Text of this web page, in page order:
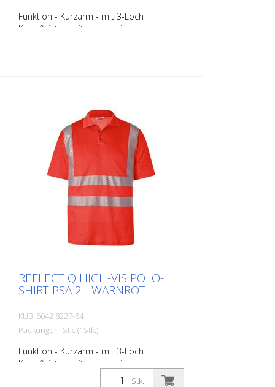
Funktion - Kurzarm - mit 3-Loch
Knopfleiste - mit segmentierten
Schutzfaktor 40+ gemäß EN 13758
schützt vor starker Sonnenstrahlung
Größen - XS - S - M - L - XL - XXL - 3XL - 4
XL Materialien: - 50 % Baumwolle, 50 %
Polyester, ca. 180 g/m2 Im Moment sind
noch nicht alle Produkte in allen
Farbvariationen und Größen hinterlegt.
Bei Bedarf fragen Sie bitte das
entsprechende Produkt bei uns an.
REFLECTIQ HIGH-VIS POLO-
SHIRT PSA 2 - WARNROT
KUB_5042 8227-54
Packungen: Stk. (1Stk.)
Funktion - Kurzarm - mit 3-Loch
Knopfleiste - mit segmentierten
Reflexstreifen in Body Language für
Stk.